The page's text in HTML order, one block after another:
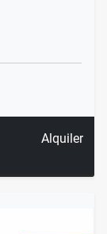
Alquiler